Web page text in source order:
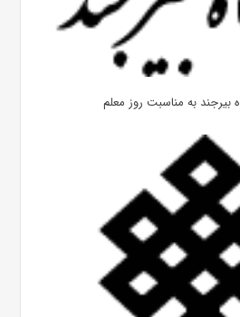
بیرجند به مناسبت روز معلم